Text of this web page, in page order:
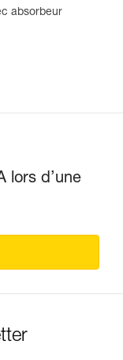
absorbeur
lors d’une